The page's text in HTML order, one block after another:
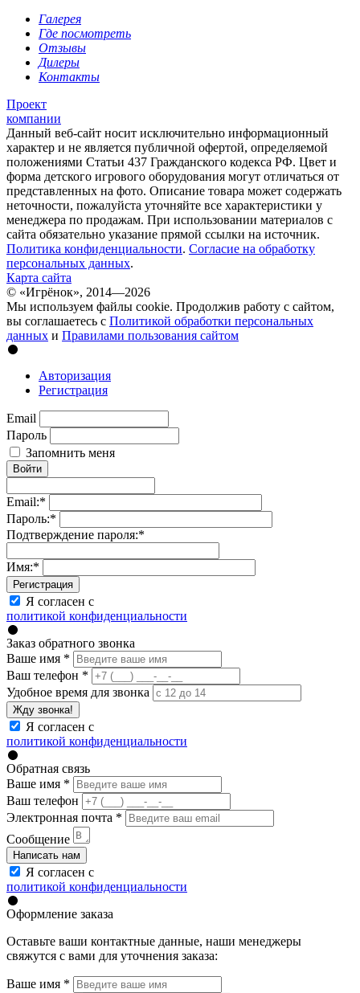
Галерея
Где посмотреть
Отзывы
Дилеры
Контакты
Проект
компании
Данный веб-сайт носит исключительно информационный
характер и не является публичной офертой, определяемой
положениями Статьи 437 Гражданского кодекса РФ. Цвет и
форма детского игрового оборудования могут отличаться от
представленных на фото. Описание товара может содержать
неточности, пожалуйста уточняйте все характеристики у
менеджера по продажам. При использовании материалов с
сайта обязательно указание прямой ссылки на источник.
Политика конфиденциальности. Согласие на обработку
персональных данных.
Карта сайта
© «Игрёнок», 2014—2026
Мы используем файлы cookie. Продолжив работу с сайтом,
вы соглашаетесь с Политикой обработки персональных
данных и Правилами пользования сайтом
Авторизация
Регистрация
Email
Пароль
Запомнить меня
Войти
Email:*
Пароль:*
Подтверждение пароля:*
Имя:*
Регистрация
Я согласен с
политикой конфиденциальности
Заказ обратного звонка
Ваше имя *
Ваш телефон *
Удобное время для звонка
Жду звонка!
Я согласен с
политикой конфиденциальности
Обратная связь
Ваше имя *
Ваш телефон
Электронная почта *
Сообщение
Написать нам
Я согласен с
политикой конфиденциальности
Оформление заказа
Оставьте ваши контактные данные, наши менеджеры
свяжутся с вами для уточнения заказа:
Ваше имя *